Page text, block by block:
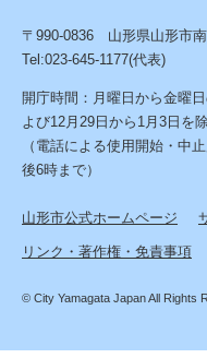
〒990-0836 山形県山形市
Tel:023-645-1177(代表)
開庁時間：月曜日から金曜
よび12月29日から1月3日を
（電話による使用開始・中
後6時まで）
山形市公式ホームページ
リンク・著作権・免責事項
© City Yamagata Japan All Rights